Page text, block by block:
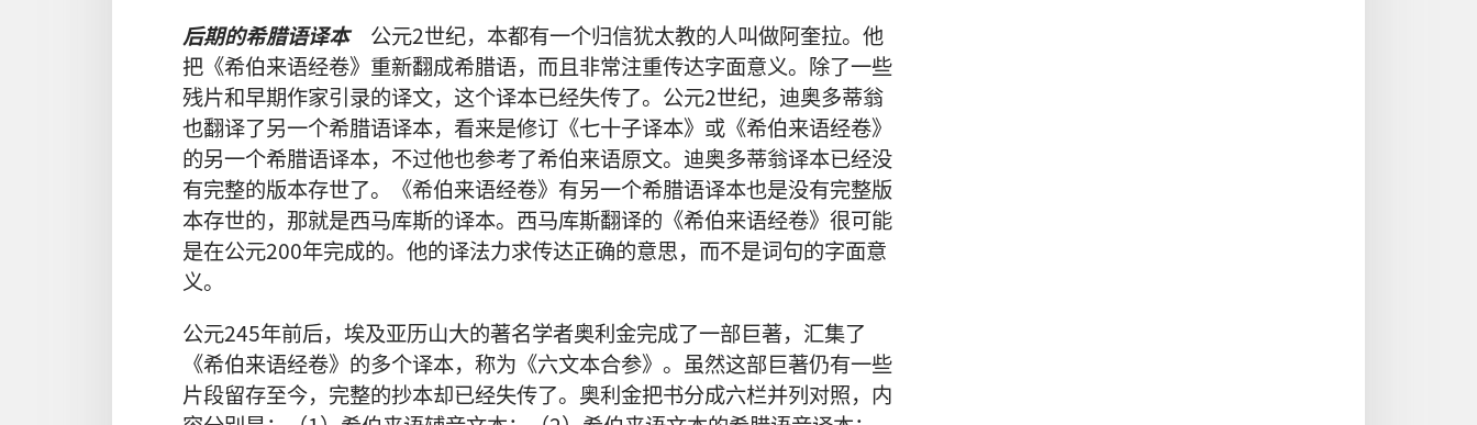
后期的希腊语译本公元2世纪，本都有一个归信犹太教的人叫做阿奎拉。他
把《希伯来语经卷》重新翻成希腊语，而且非常注重传达字面意义。除了一些
残片和早期作家引录的译文，这个译本已经失传了。公元2世纪，迪奥多蒂翁
也翻译了另一个希腊语译本，看来是修订《七十子译本》或《希伯来语经卷》
的另一个希腊语译本，不过他也参考了希伯来语原文。迪奥多蒂翁译本已经没
有完整的版本存世了。《希伯来语经卷》有另一个希腊语译本也是没有完整版
本存世的，那就是西马库斯的译本。西马库斯翻译的《希伯来语经卷》很可能
是在公元200年完成的。他的译法力求传达正确的意思，而不是词句的字面意
义。
公元245年前后，埃及亚历山大的著名学者奥利金完成了一部巨著，汇集了
《希伯来语经卷》的多个译本，称为《六文本合参》。虽然这部巨著仍有一些
片段留存至今，完整的抄本却已经失传了。奥利金把书分成六栏并列对照，内